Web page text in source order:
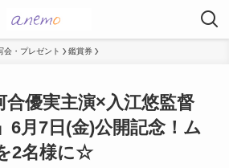
会・プレゼント 鑑賞券
合優実主演×入江悠監督
6月7日(金)公開記念！ム
2名様に☆